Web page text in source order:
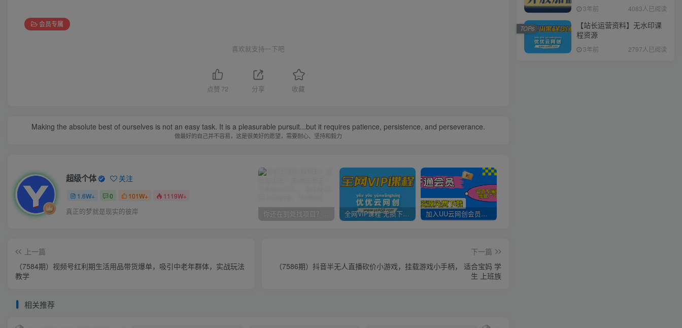
会员专属
喜欢就支持一下吧
点赞 72 分享 收藏
Making the absolute best of ourselves is not an easy task. It is a pleasurable pursuit...but it requires patience, persistence, and perseverance.
做最好的自己并不容易，这是很美好的愿望，需要耐心、坚持和毅力
超级个体 关注
1.6W+ 0 101W+ 1119W+
真正的梦就是现实的彼岸 你还在到处找项目？还在当韭菜？我靠卖项目一个月收入5万+，曾经我也是个失败者。 全网VIP课程 无损下载~ 加入UU云网创会员，全站资源免费学习。
上一篇
（7584期）视频号红利期生活用品带货爆单，吸引中老年群体，实战玩法
教学
下一篇
（7586期）抖音半无人直播砍价小游戏，挂载游戏小手柄， 适合宝妈 学
生 上班族
相关推荐
3年前 4083人已阅读
【站长运营资料】无水印课
程资源
3年前 2797人已阅读
TOP6